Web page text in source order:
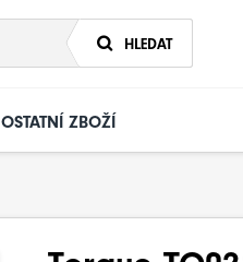
HLEDAT
OSTATNÍ ZBOŽÍ